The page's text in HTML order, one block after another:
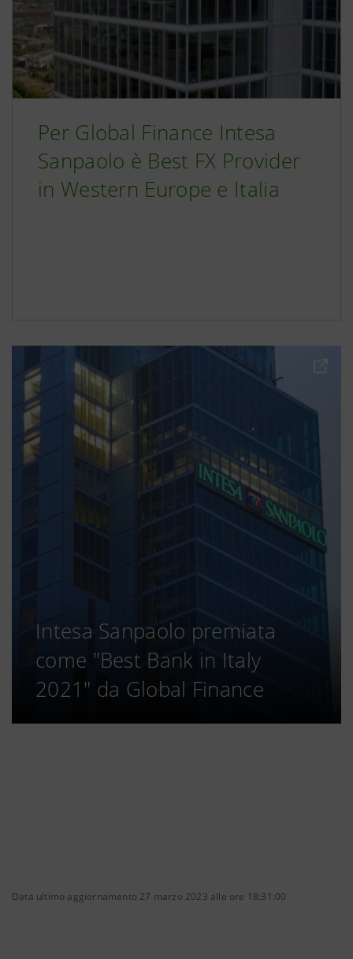
Per Global Finance Intesa
Sanpaolo è Best FX Provider
in Western Europe e Italia
Intesa Sanpaolo premiata
come "Best Bank in Italy
2021" da Global Finance
Data ultimo aggiornamento 27 marzo 2023 alle ore 18:31:00